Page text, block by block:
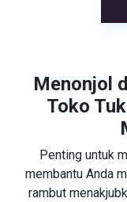
Menonjol
Toko
Penting untuk
membantu Anda
rambut